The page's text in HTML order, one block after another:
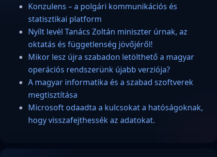
Konzulens – a polgári kommunikációs és
statisztikai platform
Nyílt levél Tanács Zoltán miniszter úrnak, az
oktatás és függetlenség jövőjéről!
Mikor lesz újra szabadon letölthető a magyar
operációs rendszerünk újabb verziója?
A magyar informatika és a szabad szoftverek
megtisztítása
Microsoft odaadta a kulcsokat a hatóságoknak,
hogy visszafejthessék az adatokat.